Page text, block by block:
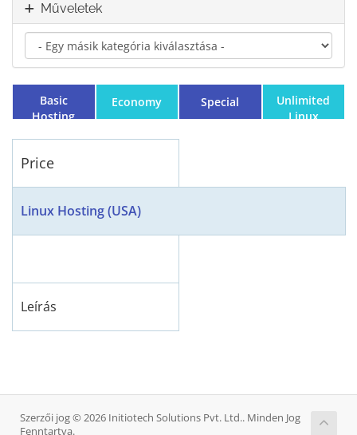
Műveletek
Basic
Hosting
Economy Special
Unlimited
Linux
Price
Linux Hosting (USA)
Leírás
Szerzői jog © 2026 Initiotech Solutions Pvt. Ltd.. Minden Jog
Fenntartva.